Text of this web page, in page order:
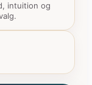
intuition og